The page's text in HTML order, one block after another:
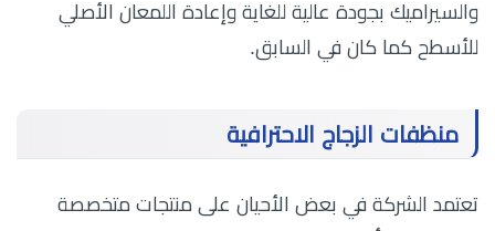
والسيراميك بجودة عالية للغاية وإعادة اللمعان الأصلي
للأسطح كما كان في السابق.
منظفات الزجاج الاحترافية
تعتمد الشركة في بعض الأحيان على منتجات متخصصة